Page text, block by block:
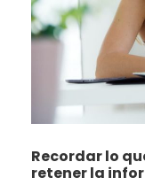
Recordar lo
retener la